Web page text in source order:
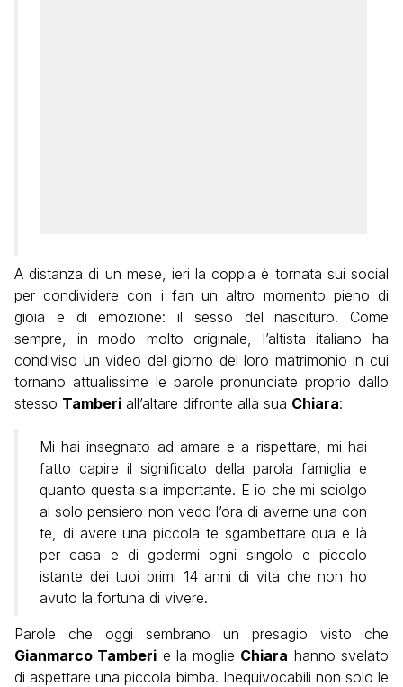
A distanza di un mese, ieri la coppia è tornata sui social
per condividere con i fan un altro momento pieno di
gioia e di emozione: il sesso del nascituro. Come
sempre, in modo molto originale, l’altista italiano ha
condiviso un video del giorno del loro matrimonio in cui
tornano attualissime le parole pronunciate proprio dallo
stesso Tamberi all’altare difronte alla sua Chiara:
Mi hai insegnato ad amare e a rispettare, mi hai
fatto capire il significato della parola famiglia e
quanto questa sia importante. E io che mi sciolgo
al solo pensiero non vedo l’ora di averne una con
te, di avere una piccola te sgambettare qua e là
per casa e di godermi ogni singolo e piccolo
istante dei tuoi primi 14 anni di vita che non ho
avuto la fortuna di vivere.
Parole che oggi sembrano un presagio visto che
Gianmarco Tamberi e la moglie Chiara hanno svelato
di aspettare una piccola bimba. Inequivocabili non solo le